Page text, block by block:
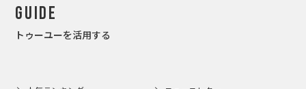
Guide
トゥーユーを活用する